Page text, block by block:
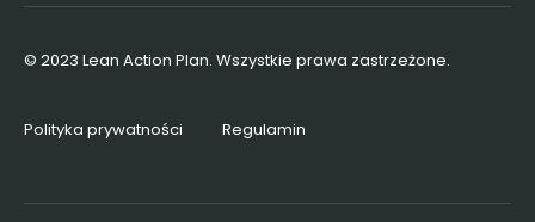
© 2023 Lean Action Plan. Wszystkie prawa zastrzeżone.
Polityka prywatności Regulamin